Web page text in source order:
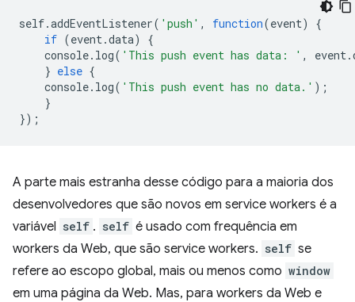
self.addEventListener( 'push' , function(event)
{
if (event.data)
{
console. log( 'This push event has data: ' , event.
} else {
console. log( 'This push event has no data.' );
}
});
A parte mais estranha desse código para a maioria dos
desenvolvedores que são novos em service workers é a
variável self . self é usado com frequência em
workers da Web, que são service workers. self se
refere ao escopo global, mais ou menos como window
em uma página da Web. Mas, para workers da Web e